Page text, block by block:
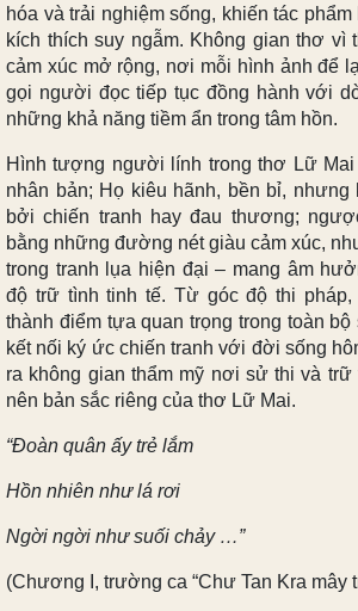
hóa và trải nghiệm sống, khiến tác
kích thích suy ngẫm. Không gian thơ vì
cảm xúc mở rộng, nơi mỗi hình ảnh để
gọi người đọc tiếp tục đồng hành với
những khả năng tiềm ẩn trong tâm hồn.
Hình tượng người lính trong thơ Lữ Mai
nhân bản; Họ kiêu hãnh, bền bỉ, nhưng
bởi chiến tranh hay đau thương;
bằng những đường nét giàu cảm xúc,
trong tranh lụa hiện đại – mang âm
độ trữ tình tinh tế. Từ góc độ thi
thành điểm tựa quan trọng trong toàn
kết nối ký ức chiến tranh với đời sống
ra không gian thẩm mỹ nơi sử thi và trữ
nên bản sắc riêng của thơ Lữ Mai.
“Đoàn quân ấy trẻ lắm
Hồn nhiên như lá rơi
Ngời ngời như suối chảy …”
(Chương I, trường ca “Chư Tan Kra mây